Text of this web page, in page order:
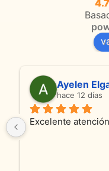
4.7
Ayelen Elgart
hace 12 días
atención y